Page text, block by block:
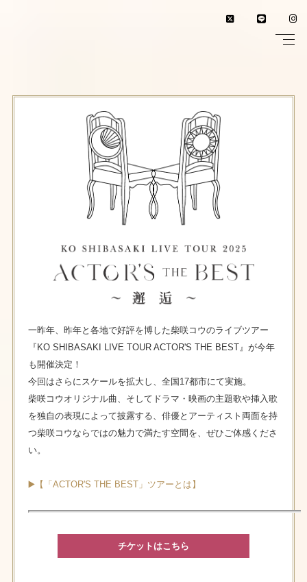
一昨年、昨年と各地で好評を博した柴咲コウのライブツアー
『KO SHIBASAKI LIVE TOUR ACTOR'S THE BEST』が今年
も開催決定！
今回はさらにスケールを拡大し、全国17都市にて実施。
柴咲コウオリジナル曲、そしてドラマ・映画の主題歌や挿入歌
を独自の表現によって披露する、俳優とアーティスト両面を持
つ柴咲コウならではの魅力で満たす空間を、ぜひご体感くださ
い。
▶️【「ACTOR'S THE BEST」ツアーとは】
チケットはこちら